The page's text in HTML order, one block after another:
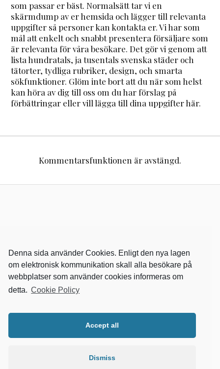
som passar er bäst. Normalsätt tar vi en
skärmdump av er hemsida och lägger till relevanta
uppgifter så personer kan kontakta er. Vi har som
mål att enkelt och snabbt presentera försäljare som
är relevanta för våra besökare. Det gör vi genom att
lista hundratals, ja tusentals svenska städer och
tätorter, tydliga rubriker, design, och smarta
sökfunktioner. Glöm inte bort att du när som helst
kan höra av dig till oss om du har förslag på
förbättringar eller vill lägga till dina uppgifter här.
Kommentarsfunktionen är avstängd.
Denna sida använder Cookies. Enligt den nya lagen
om elektronisk kommunikation skall alla besökare på
webbplatser som använder cookies informeras om
detta. Cookie Policy
Accept all
Dismiss